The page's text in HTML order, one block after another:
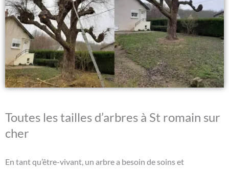
Toutes les tailles d’arbres à St romain sur
cher
En tant qu’être-vivant, un arbre a besoin de soins et